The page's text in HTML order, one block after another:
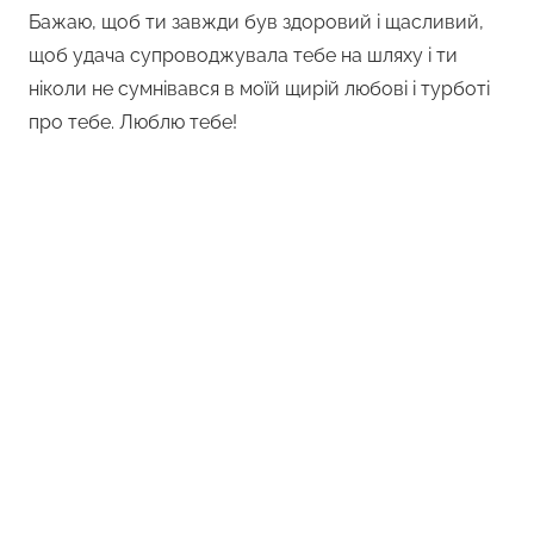
Бажаю, щоб ти завжди був здоровий і щасливий,
щоб удача супроводжувала тебе на шляху і ти
ніколи не сумнівався в моїй щирій любові і турботі
про тебе. Люблю тебе!